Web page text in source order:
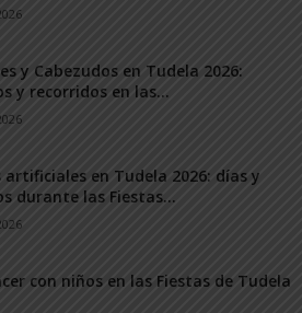
y Cabezudos en Tudela 2026:
y recorridos en las...
artificiales en Tudela 2026: días y
durante las Fiestas...
con niños en las Fiestas de Tudela